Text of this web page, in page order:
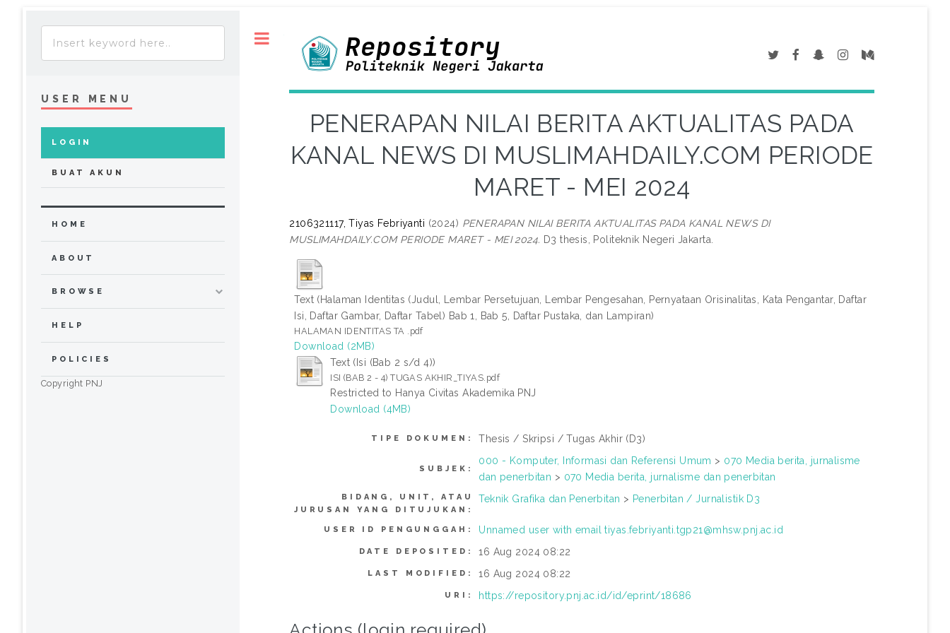
PENERAPAN NILAI BERITA AKTUALITAS PADA
KANAL NEWS DI MUSLIMAHDAILY.COM PERIODE
MARET - MEI 2024
2106321117, Tiyas Febriyanti (2024) PENERAPAN NILAI BERITA AKTUALITAS PADA KANAL NEWS DI
MUSLIMAHDAILY.COM PERIODE MARET - MEI 2024. D3 thesis, Politeknik Negeri Jakarta.
Text (Halaman Identitas (Judul, Lembar Persetujuan, Lembar Pengesahan, Pernyataan Orisinalitas, Kata Pengantar, Daftar
Isi, Daftar Gambar, Daftar Tabel) Bab 1, Bab 5, Daftar Pustaka, dan Lampiran)
HALAMAN IDENTITAS TA .pdf
Download (2MB)
Text (Isi (Bab 2 s/d 4))
ISI (BAB 2 - 4) TUGAS AKHIR_TIYAS.pdf
Restricted to Hanya Civitas Akademika PNJ
Download (4MB)
TIPE DOKUMEN: Thesis / Skripsi / Tugas Akhir (D3)
SUBJEK:
000 - Komputer, Informasi dan Referensi Umum > 070 Media berita, jurnalisme
dan penerbitan > 070 Media berita, jurnalisme dan penerbitan
BIDANG, UNIT, ATAU
JURUSAN YANG DITUJUKAN:
Teknik Grafika dan Penerbitan > Penerbitan / Jurnalistik D3
USER ID PENGUNGGAH: Unnamed user with emailtiyas.febriyanti.tgp21@mhsw.pnj.ac.id
DATE DEPOSITED: 16 Aug 2024 08:22
LAST MODIFIED: 16 Aug 2024 08:22
URI: https://repository.pnj.ac.id/id/eprint/18686
USER MENU
LOGIN
BUAT AKUN
HOME
ABOUT
BROWSE
HELP
POLICIES
Copyright PNJ
Toggle